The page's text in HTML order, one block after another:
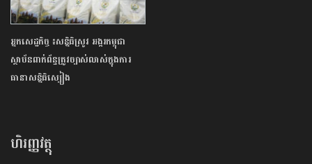
អ្នកសេដ្ឋកិច្ច ៖សន្និធិស្រូវ អង្ករកម្ពុជា
ស្ថាប័នពាក់ព័ន្ធត្រូវច្បាស់លាស់ក្នុងការ
ធានាសន្និធិស្បៀង
ហិរញ្ញវត្ថុ